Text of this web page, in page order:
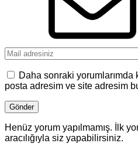
Daha sonraki yorumlarımda
posta adresim ve site adresim
Henüz yorum yapılmamış. İlk
aracılığıyla siz yapabilirsiniz.